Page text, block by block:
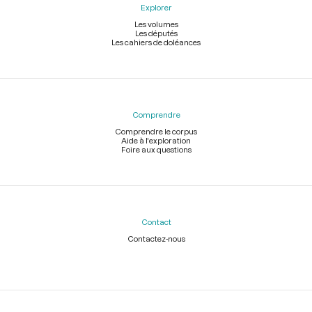
Explorer
Les volumes
Les députés
Les cahiers de doléances
Comprendre
Comprendre le corpus
Aide à l'exploration
Foire aux questions
Contact
Contactez-nous
Légal